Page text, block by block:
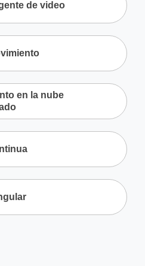
de video
en la nube